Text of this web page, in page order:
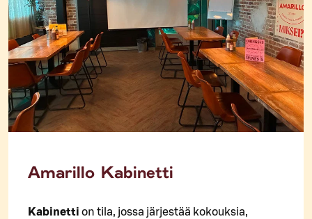
Amarillo Kabinetti
Kabinetti on tila, jossa järjestää kokouksia,